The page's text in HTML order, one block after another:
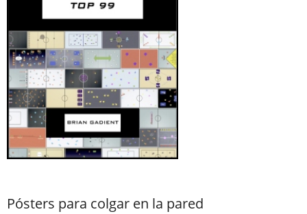
Pósters para colgar en la pared